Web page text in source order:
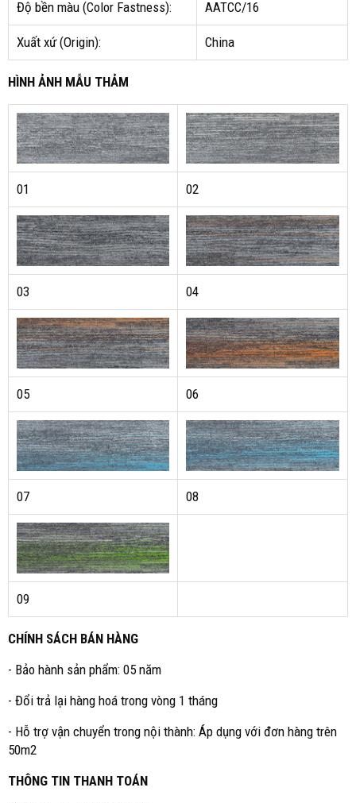
Độ bền màu (Color Fastness): AATCC/16
Xuất xứ (Origin): China
HÌNH ẢNH MẪU THẢM
01 02
03 04
05 06
07 08
09
CHÍNH SÁCH BÁN HÀNG
- Bảo hành sản phẩm: 05 năm
- Đổi trả lại hàng hoá trong vòng 1 tháng
- Hỗ trợ vận chuyển trong nội thành: Áp dụng với đơn hàng trên
50m2
THÔNG TIN THANH TOÁN